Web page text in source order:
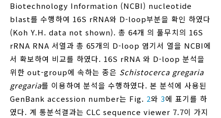
Biotechnology Information (NCBI) nucleotide
blast를 수행하여 16S rRNA와 D-loop부분을 확인 하였다
(Koh Y.H. data not shown). 총 64개 의 풀무치의 16S
rRNA RNA 서열과 총 65개의 D-loop 염기서 열을 NCBI에
서 확보하여 비교를 하였다. 16S rRNA 와 D-loop 분석을
위한 out-group에 속하는 종은 Schistocerca gregaria
gregaria를 이용하여 분석을 수행하였다. 본 분석에 사용된
GenBank accession number는 Fig. 2와 3에 표기를 하
였다. 계 통분석결과는 CLC sequence viewer 7.7이 가지